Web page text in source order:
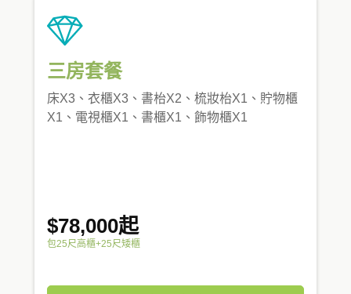
三房套餐
床X3、衣櫃X3、書枱X2、梳妝枱X1、貯物櫃
X1、電視櫃X1、書櫃X1、飾物櫃X1
$78,000起
包25尺高櫃+25尺矮櫃